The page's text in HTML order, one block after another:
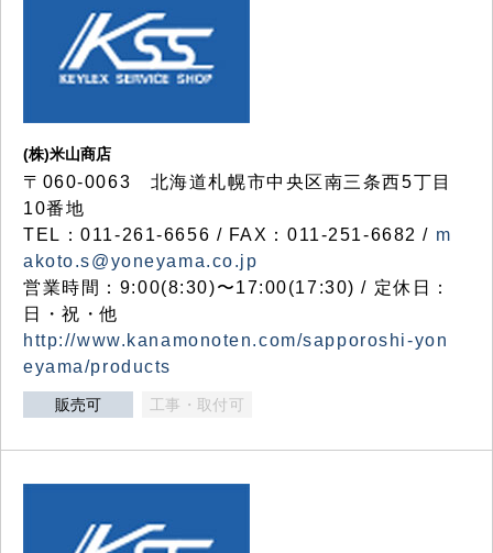
(株)米山商店
〒060-0063 北海道札幌市中央区南三条西5丁目
10番地
TEL：011-261-6656 / FAX：011-251-6682 / m
akoto.s@yoneyama.co.jp
営業時間：9:00(8:30)〜17:00(17:30) / 定休日：
日・祝・他
http://www.kanamonoten.com/sapporoshi-yon
eyama/products
販売可 工事・取付可